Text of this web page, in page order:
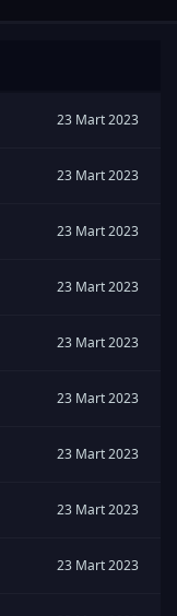
23 Mart 2023
23 Mart 2023
23 Mart 2023
23 Mart 2023
23 Mart 2023
23 Mart 2023
23 Mart 2023
23 Mart 2023
23 Mart 2023